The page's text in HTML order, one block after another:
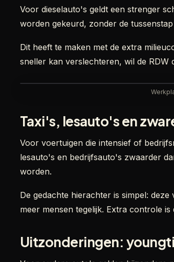
Voor dieselauto's geldt een strenger
worden gekeurd, zonder de
Dit heeft te maken met de extra
sneller kan verslechteren, wil de RDW
Taxi's, lesauto's en
Voor voertuigen die intensief of
lesauto's en bedrijfsauto's zwaarder
worden.
De gedachte hierachter is simpel:
meer mensen tegelijk. Extra controle is
Uitzonderingen: